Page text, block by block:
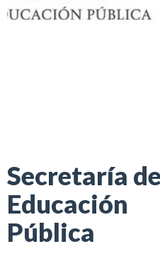
Secretaría de
Educación
Pública